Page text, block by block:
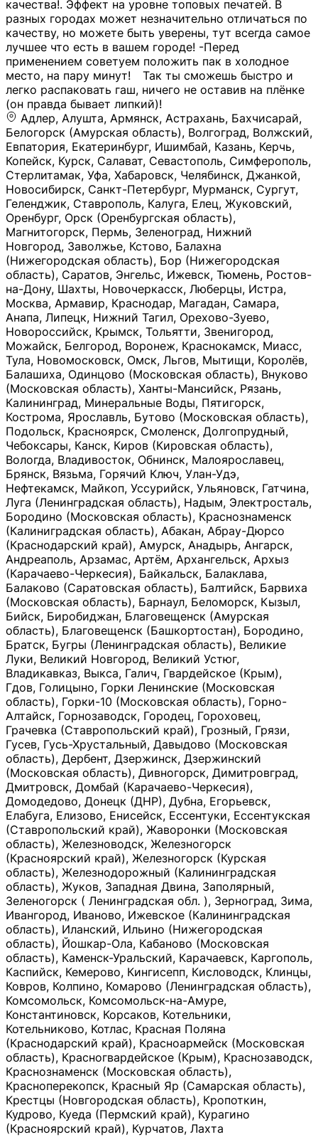
качества!. Эффект на уровне топовых печатей. В
разных городах может незначительно отличаться по
качеству, но можете быть уверены, тут всегда самое
лучшее что есть в вашем городе! -Перед
применением советуем положить пак в холодное
место, на пару минут!⠀ Так ты сможешь быстро и
легко распаковать гаш, ничего не оставив на плёнке
(он правда бывает липкий)!
Адлер, Алушта, Армянск, Астрахань, Бахчисарай,
Белогорск (Амурская область), Волгоград, Волжский,
Евпатория, Екатеринбург, Ишимбай, Казань, Керчь,
Копейск, Курск, Салават, Севастополь, Симферополь,
Стерлитамак, Уфа, Хабаровск, Челябинск, Джанкой,
Новосибирск, Санкт-Петербург, Мурманск, Сургут,
Геленджик, Ставрополь, Калуга, Елец, Жуковский,
Оренбург, Орск (Оренбургская область),
Магнитогорск, Пермь, Зеленоград, Нижний
Новгород, Заволжье, Кстово, Балахна
(Нижегородская область), Бор (Нижегородская
область), Саратов, Энгельс, Ижевск, Тюмень, Ростов-
на-Дону, Шахты, Новочеркасск, Люберцы, Истра,
Москва, Армавир, Краснодар, Магадан, Самара,
Анапа, Липецк, Нижний Тагил, Орехово-Зуево,
Новороссийск, Крымск, Тольятти, Звенигород,
Можайск, Белгород, Воронеж, Краснокамск, Миасс,
Тула, Новомосковск, Омск, Льгов, Мытищи, Королёв,
Балашиха, Одинцово (Московская область), Внуково
(Московская область), Ханты-Мансийск, Рязань,
Калининград, Минеральные Воды, Пятигорск,
Кострома, Ярославль, Бутово (Московская область),
Подольск, Красноярск, Смоленск, Долгопрудный,
Чебоксары, Канск, Киров (Кировская область),
Вологда, Владивосток, Обнинск, Малоярославец,
Брянск, Вязьма, Горячий Ключ, Улан-Удэ,
Нефтекамск, Майкоп, Уссурийск, Ульяновск, Гатчина,
Луга (Ленинградская область), Надым, Электросталь,
Бородино (Московская область), Краснознаменск
(Калиниградская область), Абакан, Абрау-Дюрсо
(Краснодарский край), Амурск, Анадырь, Ангарск,
Андреаполь, Арзамас, Артём, Архангельск, Архыз
(Карачаево-Черкесия), Байкальск, Балаклава,
Балаково (Саратовская область), Балтийск, Барвиха
(Московская область), Барнаул, Беломорск, Кызыл,
Бийск, Биробиджан, Благовещенск (Амурская
область), Благовещенск (Башкортостан), Бородино,
Братск, Бугры (Ленинградская область), Великие
Луки, Великий Новгород, Великий Устюг,
Владикавказ, Выкса, Галич, Гвардейское (Крым),
Гдов, Голицыно, Горки Ленинские (Московская
область), Горки-10 (Московская область), Горно-
Алтайск, Горнозаводск, Городец, Гороховец,
Грачевка (Ставропольский край), Грозный, Грязи,
Гусев, Гусь-Хрустальный, Давыдово (Московская
область), Дербент, Дзержинск, Дзержинский
(Московская область), Дивногорск, Димитровград,
Дмитровск, Домбай (Карачаево-Черкесия),
Домодедово, Донецк (ДНР), Дубна, Егорьевск,
Елабуга, Елизово, Енисейск, Ессентуки, Ессентукская
(Ставропольский край), Жаворонки (Московская
область), Железноводск, Железногорск
(Красноярский край), Железногорск (Курская
область), Железнодорожный (Калининградская
область), Жуков, Западная Двина, Заполярный,
Зеленогорск ( Ленинградская обл. ), Зерноград, Зима,
Ивангород, Иваново, Ижевское (Калининградская
область), Иланский, Ильино (Нижегородская
область), Йошкар-Ола, Кабаново (Московская
область), Каменск-Уральский, Карачаевск, Каргополь,
Каспийск, Кемерово, Кингисепп, Кисловодск, Клинцы,
Ковров, Колпино, Комарово (Ленинградская область),
Комсомольск, Комсомольск-на-Амуре,
Константиновск, Корсаков, Котельники,
Котельниково, Котлас, Красная Поляна
(Краснодарский край), Красноармейск (Московская
область), Красногвардейское (Крым), Краснозаводск,
Краснознаменск (Московская область),
Красноперекопск, Красный Яр (Самарская область),
Крестцы (Новгородская область), Кропоткин,
Кудрово, Куеда (Пермский край), Курагино
(Красноярский край), Курчатов, Лахта